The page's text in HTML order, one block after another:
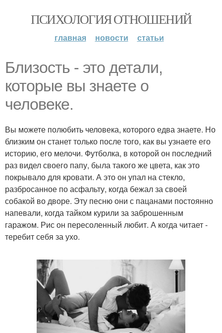
ПСИХОЛОГИЯ ОТНОШЕНИЙ
главная новости статьи
Близость - это детали,
которые вы знаете о
человеке.
Вы можете полюбить человека, которого едва знаете. Но
близким он станет только после того, как вы узнаете его
историю, его мелочи. Футболка, в которой он последний
раз видел своего папу, была такого же цвета, как это
покрывало для кровати. А это он упал на стекло,
разбросанное по асфальту, когда бежал за своей
собакой во дворе. Эту песню они с пацанами постоянно
напевали, когда тайком курили за заброшенным
гаражом. Рис он пересоленный любит. А когда читает -
теребит себя за ухо.